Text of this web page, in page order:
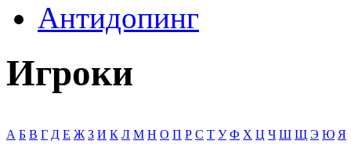
Антидопинг
Игроки
А Б В Г Д Е Ж З И К Л М Н О П Р С Т У Ф Х Ц Ч Ш Щ Э Ю Я